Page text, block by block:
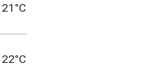
21°C
22°C